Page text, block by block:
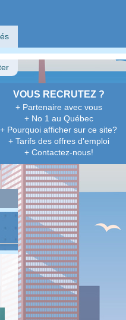
VOUS RECRUTEZ ?
+ Partenaire avec vous
+ No 1 au Québec
+ Pourquoi afficher sur ce site?
+ Tarifs des offres d'emploi
+ Contactez-nous!